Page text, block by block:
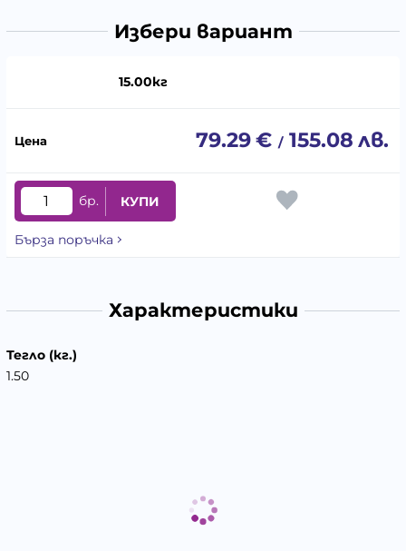
Избери вариант
15.00кг
79.29€ / 155.08 лв.
бр. КУПИ
Бърза поръчка
Характеристики
Тегло (кг.)
1.50